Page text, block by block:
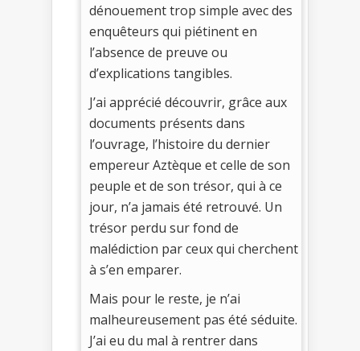
dénouement trop simple avec des
enquêteurs qui piétinent en
l’absence de preuve ou
d’explications tangibles.
J’ai apprécié découvrir, grâce aux
documents présents dans
l’ouvrage, l’histoire du dernier
empereur Aztèque et celle de son
peuple et de son trésor, qui à ce
jour, n’a jamais été retrouvé. Un
trésor perdu sur fond de
malédiction par ceux qui cherchent
à s’en emparer.
Mais pour le reste, je n’ai
malheureusement pas été séduite.
J’ai eu du mal à rentrer dans